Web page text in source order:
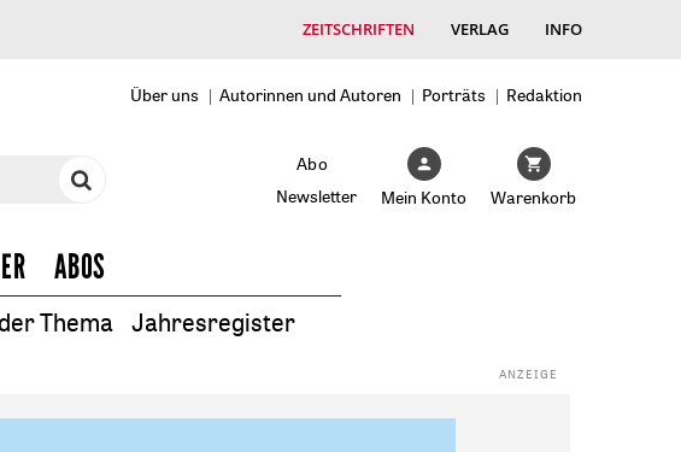
ZEITSCHRIFTEN VERLAG INFO
Über uns Autorinnen und Autoren Porträts
Redaktion
Abo
Newsletter
Mein Konto Warenkorb
ABOS
Thema Jahresregister